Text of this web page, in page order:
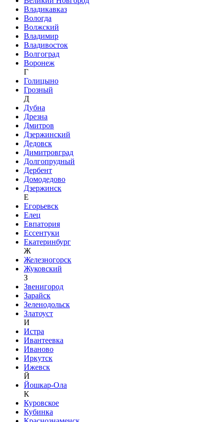
Владикавказ
Вологда
Волжский
Владимир
Владивосток
Волгоград
Воронеж
Г
Голицыно
Грозный
Д
Дубна
Дрезна
Дмитров
Дзержинский
Дедовск
Димитровград
Долгопрудный
Дербент
Домодедово
Дзержинск
Е
Егорьевск
Елец
Евпатория
Ессентуки
Екатеринбург
Ж
Железногорск
Жуковский
З
Звенигород
Зарайск
Зеленодольск
Златоуст
И
Истра
Ивантеевка
Иваново
Иркутск
Ижевск
Й
Йошкар-Ола
К
Куровское
Кубинка